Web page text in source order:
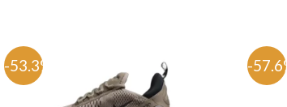
-53.3% -57.6%